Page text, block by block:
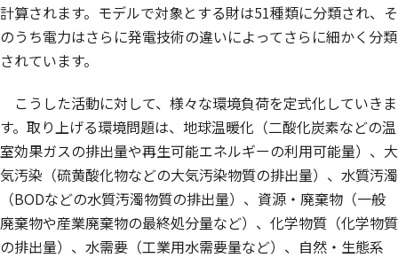
計算されます。モデルで対象とする財は51種類に分類され、そ
のうち電力はさらに発電技術の違いによってさらに細かく分類
されています。
こうした活動に対して、様々な環境負荷を定式化していきま
す。取り上げる環境問題は、地球温暖化（二酸化炭素などの温
室効果ガスの排出量や再生可能エネルギーの利用可能量）、大
気汚染（硫黄酸化物などの大気汚染物質の排出量）、水質汚濁
（BODなどの水質汚濁物質の排出量）、資源・廃棄物（一般
廃棄物や産業廃棄物の最終処分量など）、化学物質（化学物質
の排出量）、水需要（工業用水需要量など）、自然・生態系